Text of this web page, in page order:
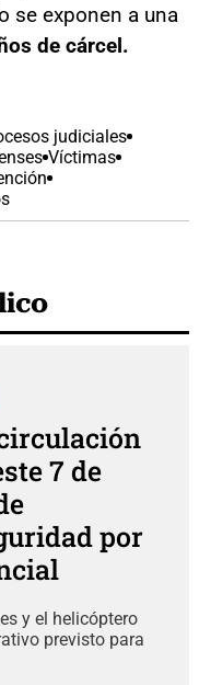
se exponen a una
de cárcel.
judiciales
Víctimas
7 de
por
y el helicóptero
previsto para